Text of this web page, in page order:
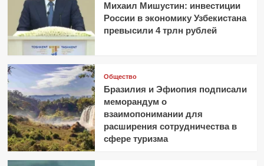
Михаил Мишустин: инвестиции
России в экономику Узбекистана
превысили 4 трлн рублей
Общество
Бразилия и Эфиопия подписали
меморандум о
взаимопонимании для
расширения сотрудничества в
сфере туризма